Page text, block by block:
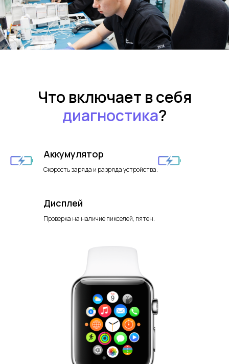
Что включает в себя
диагностика?
Аккумулятор
Скорость заряда и разряда устройства.
Дисплей
Проверка на наличие пикселей, пятен.